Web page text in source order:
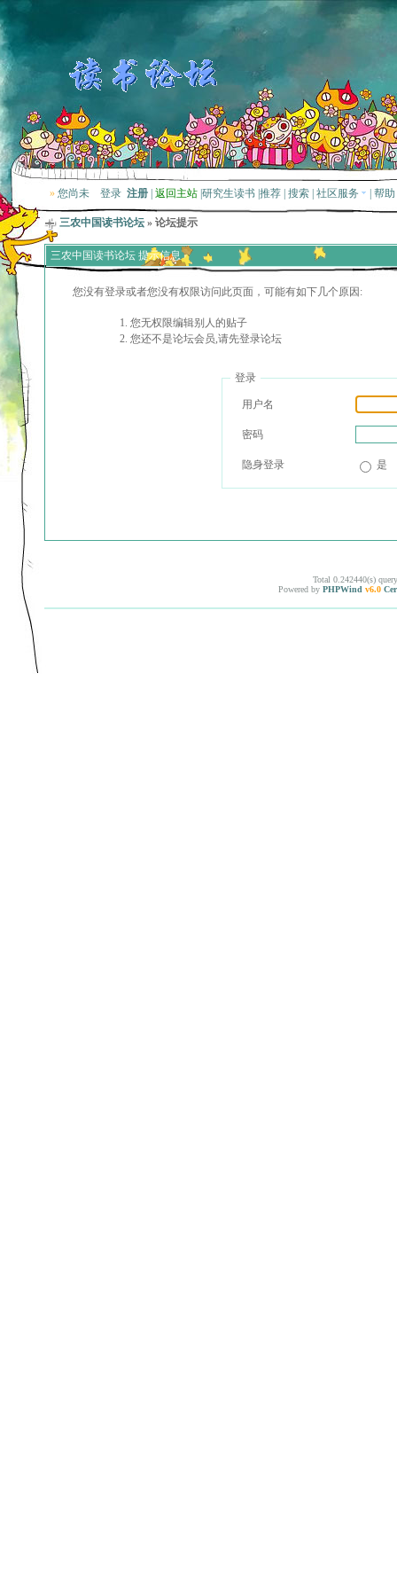
» 您尚未 登录 注册 返回主站 研究生读书 推荐 搜索 社区服务 帮助
三农中国读书论坛 » 论坛提示
三农中国读书论坛 提示信息
您没有登录或者您没有权限访问此页面，可能有如下几个原因:
您无权限编辑别人的贴子
您还不是论坛会员,请先登录论坛
登录
用户名
密码
隐身登录 是
Total 0.242440(s)
Powered by PHPWind v6.0